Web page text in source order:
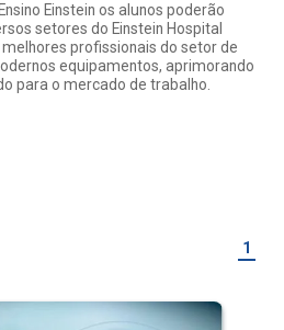
Einstein os alunos poderão
setores do Einstein Hospital
profissionais do setor de
equipamentos, aprimorando
para o mercado de trabalho.
1